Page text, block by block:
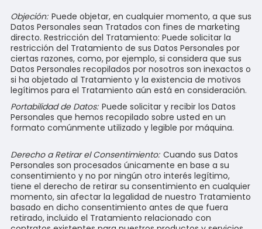
Objeción:Puede objetar, en cualquier momento, a que sus
Datos Personales sean Tratados con fines de marketing
directo. Restricción del Tratamiento: Puede solicitar la
restricción del Tratamiento de sus Datos Personales por
ciertas razones, como, por ejemplo, si considera que sus
Datos Personales recopilados por nosotros son inexactos o
si ha objetado al Tratamiento y la existencia de motivos
legítimos para el Tratamiento aún está en consideración.
Portabilidad de Datos:Puede solicitar y recibir los Datos
Personales que hemos recopilado sobre usted en un
formato comúnmente utilizado y legible por máquina.
Derecho a Retirar el Consentimiento:Cuando sus Datos
Personales son procesados únicamente en base a su
consentimiento y no por ningún otro interés legítimo,
tiene el derecho de retirar su consentimiento en cualquier
momento, sin afectar la legalidad de nuestro Tratamiento
basado en dicho consentimiento antes de que fuera
retirado, incluido el Tratamiento relacionado con